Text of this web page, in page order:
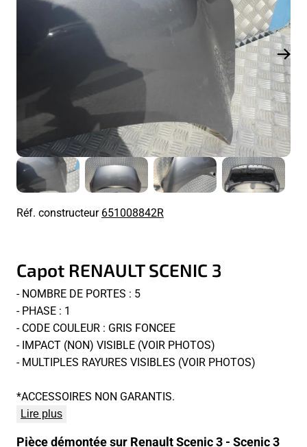
Réf. constructeur651008842R
Capot RENAULT SCENIC 3
- NOMBRE DE PORTES : 5
- PHASE : 1
- CODE COULEUR : GRIS FONCEE
- IMPACT (NON) VISIBLE (VOIR PHOTOS)
- MULTIPLES RAYURES VISIBLES (VOIR PHOTOS)
*ACCESSOIRES NON GARANTIS.
Lire plus
Pièce démontée sur Renault Scenic 3 - Scenic 3